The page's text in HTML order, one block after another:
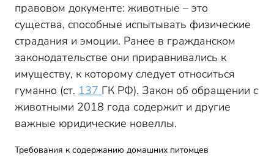
правовом документе: животные – это
существа, способные испытывать физические
страдания и эмоции. Ранее в гражданском
законодательстве они приравнивались к
имуществу, к которому следует относиться
гуманно (ст. 137 ГК РФ). Закон об обращении с
животными 2018 года содержит и другие
важные юридические новеллы.
Требования к содержанию домашних питомцев